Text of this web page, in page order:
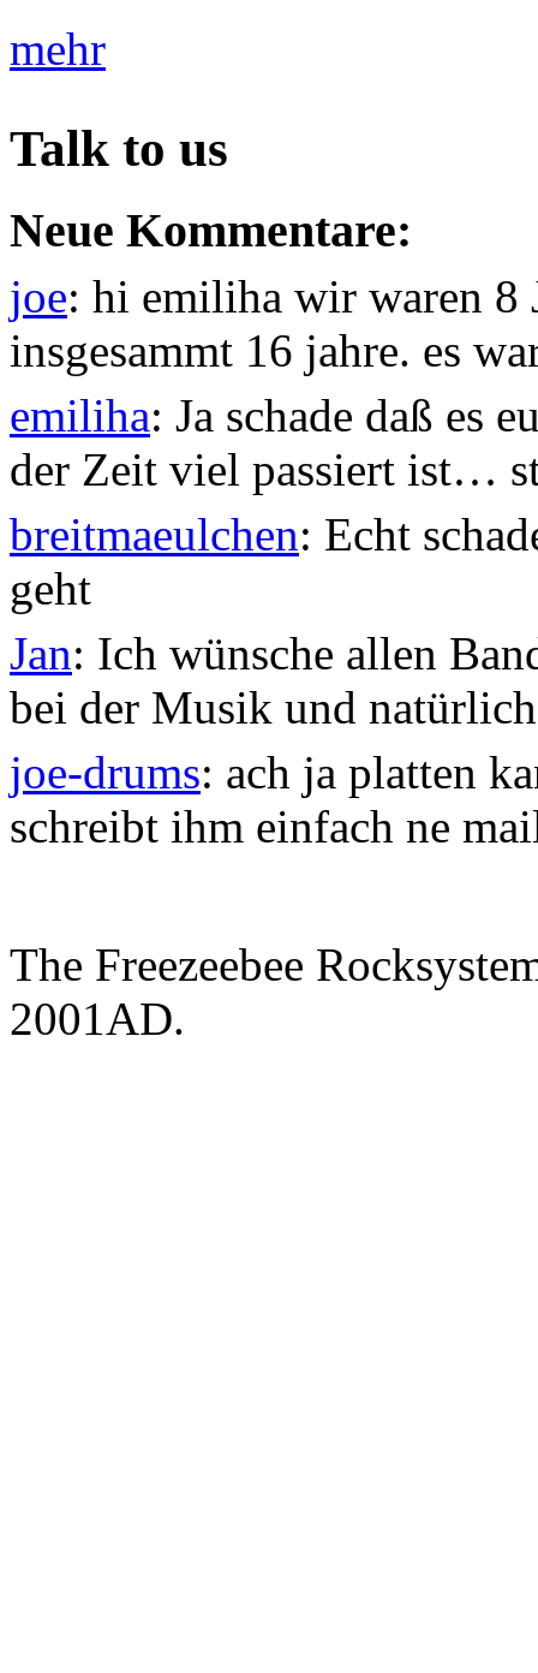
mehr
Talk to us
Neue Kommentare:
joe: hi emiliha wir waren 8
insgesammt 16 jahre. es
emiliha: Ja schade daß es
der Zeit viel passiert ist…
breitmaeulchen: Echt
geht
Jan: Ich wünsche allen
bei der Musik und
joe-drums: ach ja platten
schreibt ihm einfach ne
The Freezeebee
2001AD.